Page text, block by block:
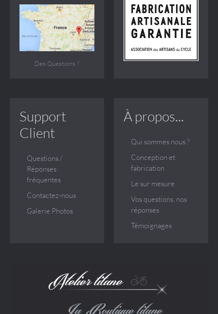
Des Questions ?
Support
Client
Questions /
Réponses
fréquentes
Contactez-nous
Galerie Photos
À propos...
Qui sommes nous ?
Conception et
fabrication
Le sur mesure
Vos questions, nos
réponses
Témoignages